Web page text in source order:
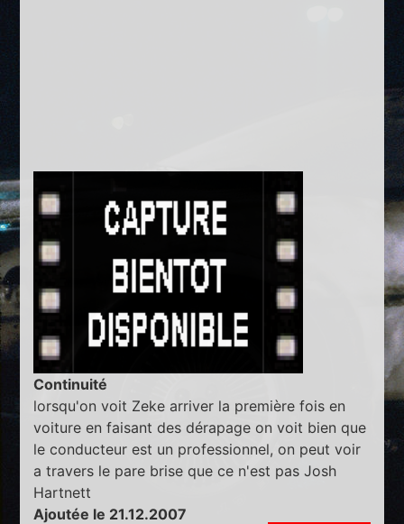
Continuité
lorsqu'on voit Zeke arriver la première fois en
voiture en faisant des dérapage on voit bien que
le conducteur est un professionnel, on peut voir
a travers le pare brise que ce n'est pas Josh
Hartnett
Ajoutée le 21.12.2007